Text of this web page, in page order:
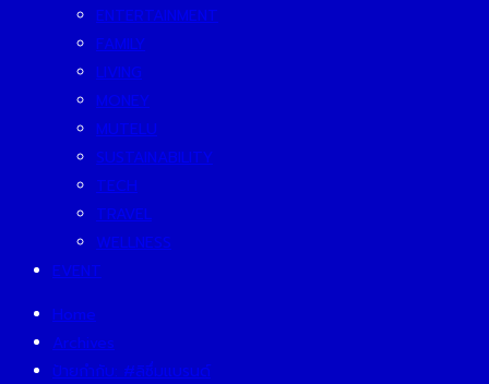
ENTERTAINMENT
FAMILY
LIVING
MONEY
MUTELU
SUSTAINABILITY
TECH
TRAVEL
WELLNESS
EVENT
Home
Archives
ป้ายกำกับ: #ลิซึ่มแบรนด์